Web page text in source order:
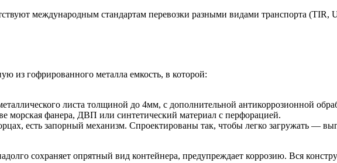
международным стандартам перевозки разными видами транспорта (TIR,
из гофрированного металла емкость, в которой:
листа толщиной до 4мм, с дополнительной антикоррозионной
фанера, ДВП или синтетический материал с перфорацией.
есть запорный механизм. Спроектированы так, чтобы легко загружать —
сохраняет опрятный вид контейнера, предупреждает коррозию. Вся